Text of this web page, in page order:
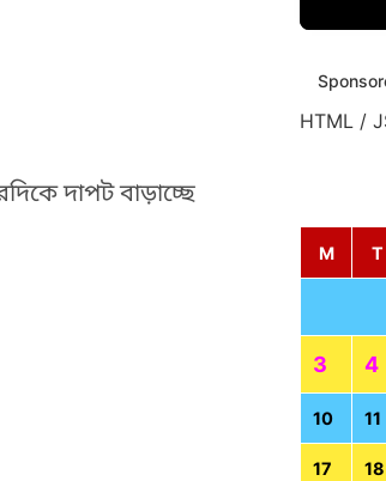
দাপট বাড়াচ্ছে
HTML /
M
T
3 4
10 11
17 18